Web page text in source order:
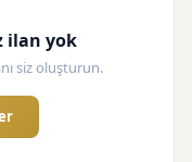
ilan yok
siz oluşturun.